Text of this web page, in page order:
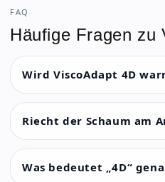
FAQ
Häufige Fragen zu
Wird ViscoAdapt 4D
Riecht der Schaum am
Was bedeutet „4D“